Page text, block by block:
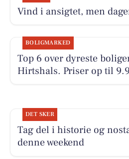
Vind i ansigtet, men
BOLIGMARKED
Top 6 over dyreste
Hirtshals. Priser op til
DET SKER
Tag del i historie og
denne weekend